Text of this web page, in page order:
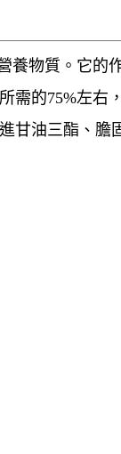
養物質。它的
需的75%左右
甘油三酯、